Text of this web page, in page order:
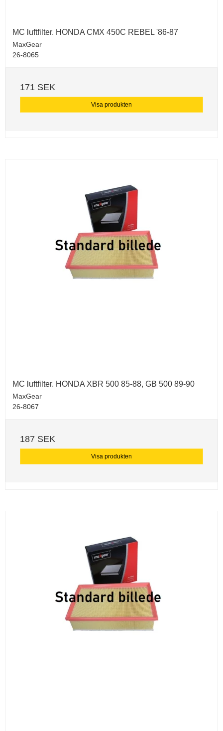
MC luftfilter. HONDA CMX 450C REBEL '86-87
MaxGear
26-8065
171 SEK
Visa produkten
MC luftfilter. HONDA XBR 500 85-88, GB 500 89-90
MaxGear
26-8067
187 SEK
Visa produkten